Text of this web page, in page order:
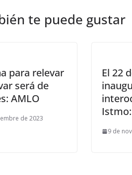
te puede gustar
para relevar
será de
AMLO
de 2023
El 22
9 de